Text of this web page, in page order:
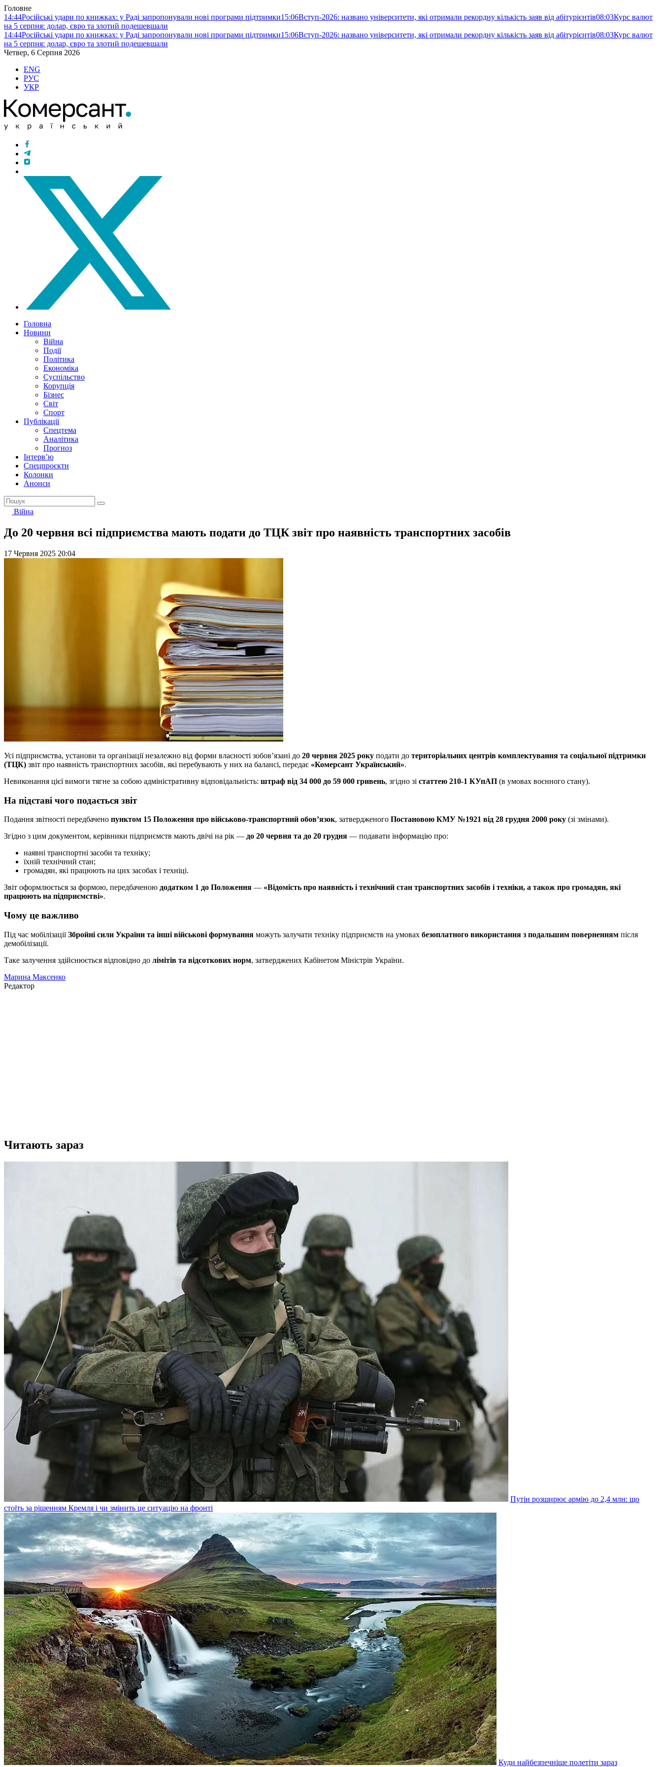
Головне
14:44Російські удари по книжках: у Раді запропонували нові програми підтримки15:06Вступ-2026: названо університети, які отримали рекордну кількість заяв від абітурієнтів08:03Курс валют
на 5 серпня: долар, євро та злотий подешевшали
14:44Російські удари по книжках: у Раді запропонували нові програми підтримки15:06Вступ-2026: названо університети, які отримали рекордну кількість заяв від абітурієнтів08:03Курс валют
на 5 серпня: долар, євро та злотий подешевшали
Четвер, 6 Серпня 2026
ENG
РУС
УКР
Головна
Новини
Війна
Події
Політика
Економіка
Суспільство
Корупція
Бізнес
Світ
Спорт
Публікації
Спецтема
Аналітика
Прогноз
Інтерв’ю
Спецпроєкти
Колонки
Анонси
Війна
До 20 червня всі підприємства мають подати до ТЦК звіт про наявність транспортних засобів
17 Червня 2025 20:04
Усі підприємства, установи та організації незалежно від форми власності зобов’язані до 20 червня 2025 року подати до територіальних центрів комплектування та соціальної підтримки
(ТЦК) звіт про наявність транспортних засобів, які перебувають у них на балансі, передає «Комерсант Український».
Невиконання цієї вимоги тягне за собою адміністративну відповідальність: штраф від 34 000 до 59 000 гривень, згідно зі статтею 210-1 КУпАП (в умовах воєнного стану).
На підставі чого подається звіт
Подання звітності передбачено пунктом 15 Положення про військово-транспортний обов’язок, затвердженого Постановою КМУ №1921 від 28 грудня 2000 року (зі змінами).
Згідно з цим документом, керівники підприємств мають двічі на рік — до 20 червня та до 20 грудня — подавати інформацію про:
наявні транспортні засоби та техніку;
їхній технічний стан;
громадян, які працюють на цих засобах і техніці.
Звіт оформлюється за формою, передбаченою додатком 1 до Положення — «Відомість про наявність і технічний стан транспортних засобів і техніки, а також про громадян, які
працюють на підприємстві».
Чому це важливо
Під час мобілізаціїЗбройні сили України та інші військові формування можуть залучати техніку підприємств на умовах безоплатного використання з подальшим поверненням після
демобілізації.
Таке залучення здійснюється відповідно до лімітів та відсоткових норм, затверджених Кабінетом Міністрів України.
Марина Максенко
Редактор
Читають зараз
Путін розширює армію до 2,4 млн: що
стоїть за рішенням Кремля і чи змінить це ситуацію на фронті
Куди найбезпечніше полетіти зараз